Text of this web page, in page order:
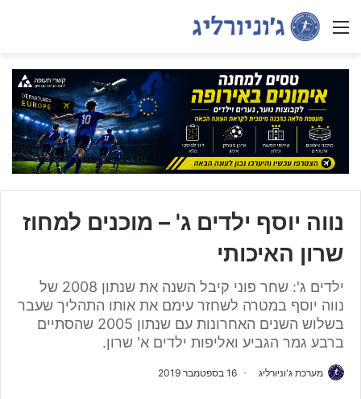
Menu
נווה יוסף ילדים ג' – מוכנים למחוז
שרון האיכותי
ילדים ג': שחר פוני קיבל השנה את שנתון 2008 של
נווה יוסף במטרה לשחזר עימם את אותו התהליך שעבר
בשלוש השנים האחרונות עם שנתון 2005 שהסתיים
ברבע גמר הגביע ואליפות ילדים א' שרון.
מערכת ג'וניורליג 16 בספטמבר 2019